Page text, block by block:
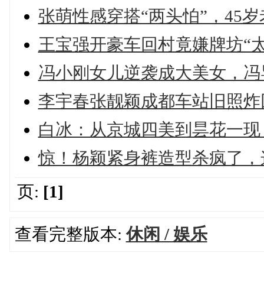
张萌性感穿搭“两头怕”，45
王宝强开豪车回村竟嫌牌坊“
冯小刚女儿逆袭成大美女，
李宇春张靓颖成都车站旧照
白冰：从京城四美到昙花一
惊！杨颖紧身裤造型杀疯了
页: [1]
查看完整版本:休闲 / 娱乐